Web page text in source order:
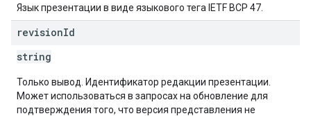
Язык презентации в виде языкового тега IETF BCP 47.
revisionId
string
Только вывод. Идентификатор редакции презентации.
Может использоваться в запросах на обновление для
подтверждения того, что версия представления не